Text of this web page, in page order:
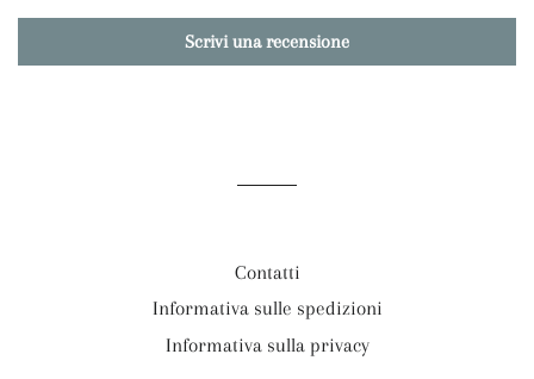
Scrivi una recensione
Contatti
Informativa sulle spedizioni
Informativa sulla privacy